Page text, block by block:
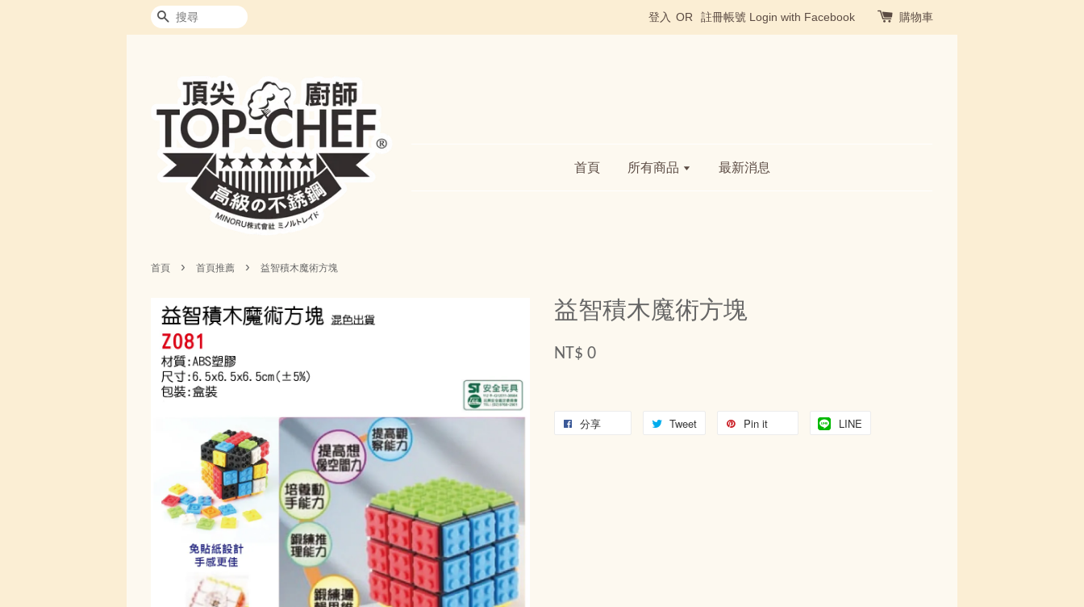
搜尋 登入 OR 註冊帳號 Login with Facebook 購物車
首頁 所有商品 最新消息
首頁 › 首頁推薦 › 益智積木魔術方塊
益智積木魔術方塊
NT$ 0
分享 Tweet Pin it LINE